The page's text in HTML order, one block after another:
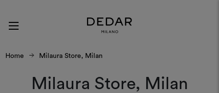
Home Milaura Store, Milan
Milaura Store, Milan